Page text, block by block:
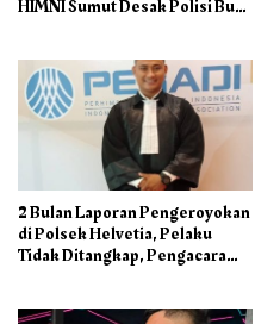
HIMNI Sumut Desak Polisi Buka
2 Bulan Laporan Pengeroyokan
di Polsek Helvetia, Pelaku
Tidak Ditangkap, Pengacara